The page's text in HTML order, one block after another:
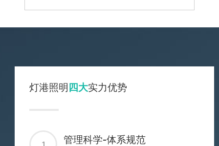
灯港照明四大实力优势
1 管理科学-体系规范